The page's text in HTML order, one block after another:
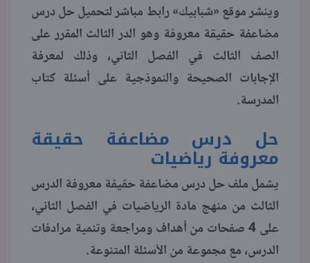
وينشر موقع «شبابيك» رابط مباشر لتحميل حل درس
مضاعفة حقيقة معروفة وهو الدر الثالث المقرر على
الصف الثالث في الفصل الثاني، وذلك لمعرفة
الإجابات الصحيحة والنموذجية على أسئلة كتاب
المدرسة.
حل درس مضاعفة حقيقة
معروفة رياضيات
يشمل ملف حل درس مضاعفة حقيقة معروفة الدرس
الثالث من منهج مادة الرياضيات في الفصل الثاني،
على 4 صفحات من أهداف ومراجعة وتنمية مرادفات
الدرس، مع مجموعة من الأسئلة المتنوعة.